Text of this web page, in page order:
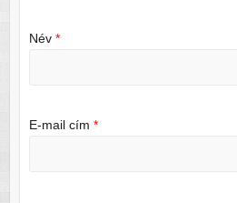
Név *
E-mail cím *